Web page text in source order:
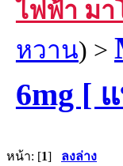
ไฟฟ้า มา
หวาน) >
6mg [
หน้า: [1] ลงล่าง